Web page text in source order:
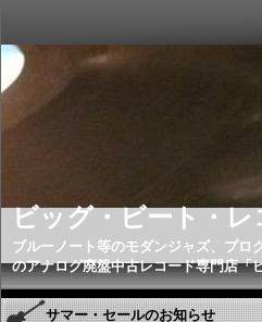
ビッグ・ビート・レ
ブルーノート等のモダンジャズ、プロ
のアナログ廃盤中古レコード専門店「
サマー・セールのお知らせ